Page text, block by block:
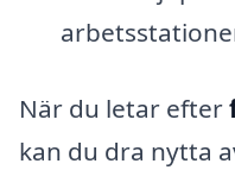
När du letar efter
kan du dra nytta